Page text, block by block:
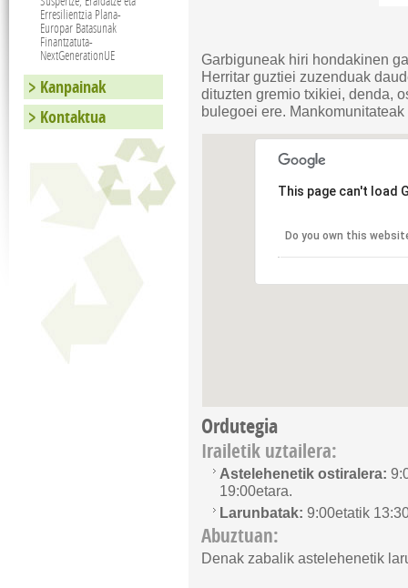
Garbiguneak hiri hondakinen
Herritar guztiei zuzenduak
dituzten gremio txikiei, denda,
bulegoei ere.
This page can't load
Do you own this
Ordutegia
Irailetik uztailera:
Astelehenetik ostiralera:
19:00etara.
Larunbatak: 9:00etatik
Abuztuan:
Denak zabalik astelehenetik
Erresilientzia Plana-
Europar Batasunak
Finantzatuta-
NextGenerationUE
Kanpainak
Kontaktua